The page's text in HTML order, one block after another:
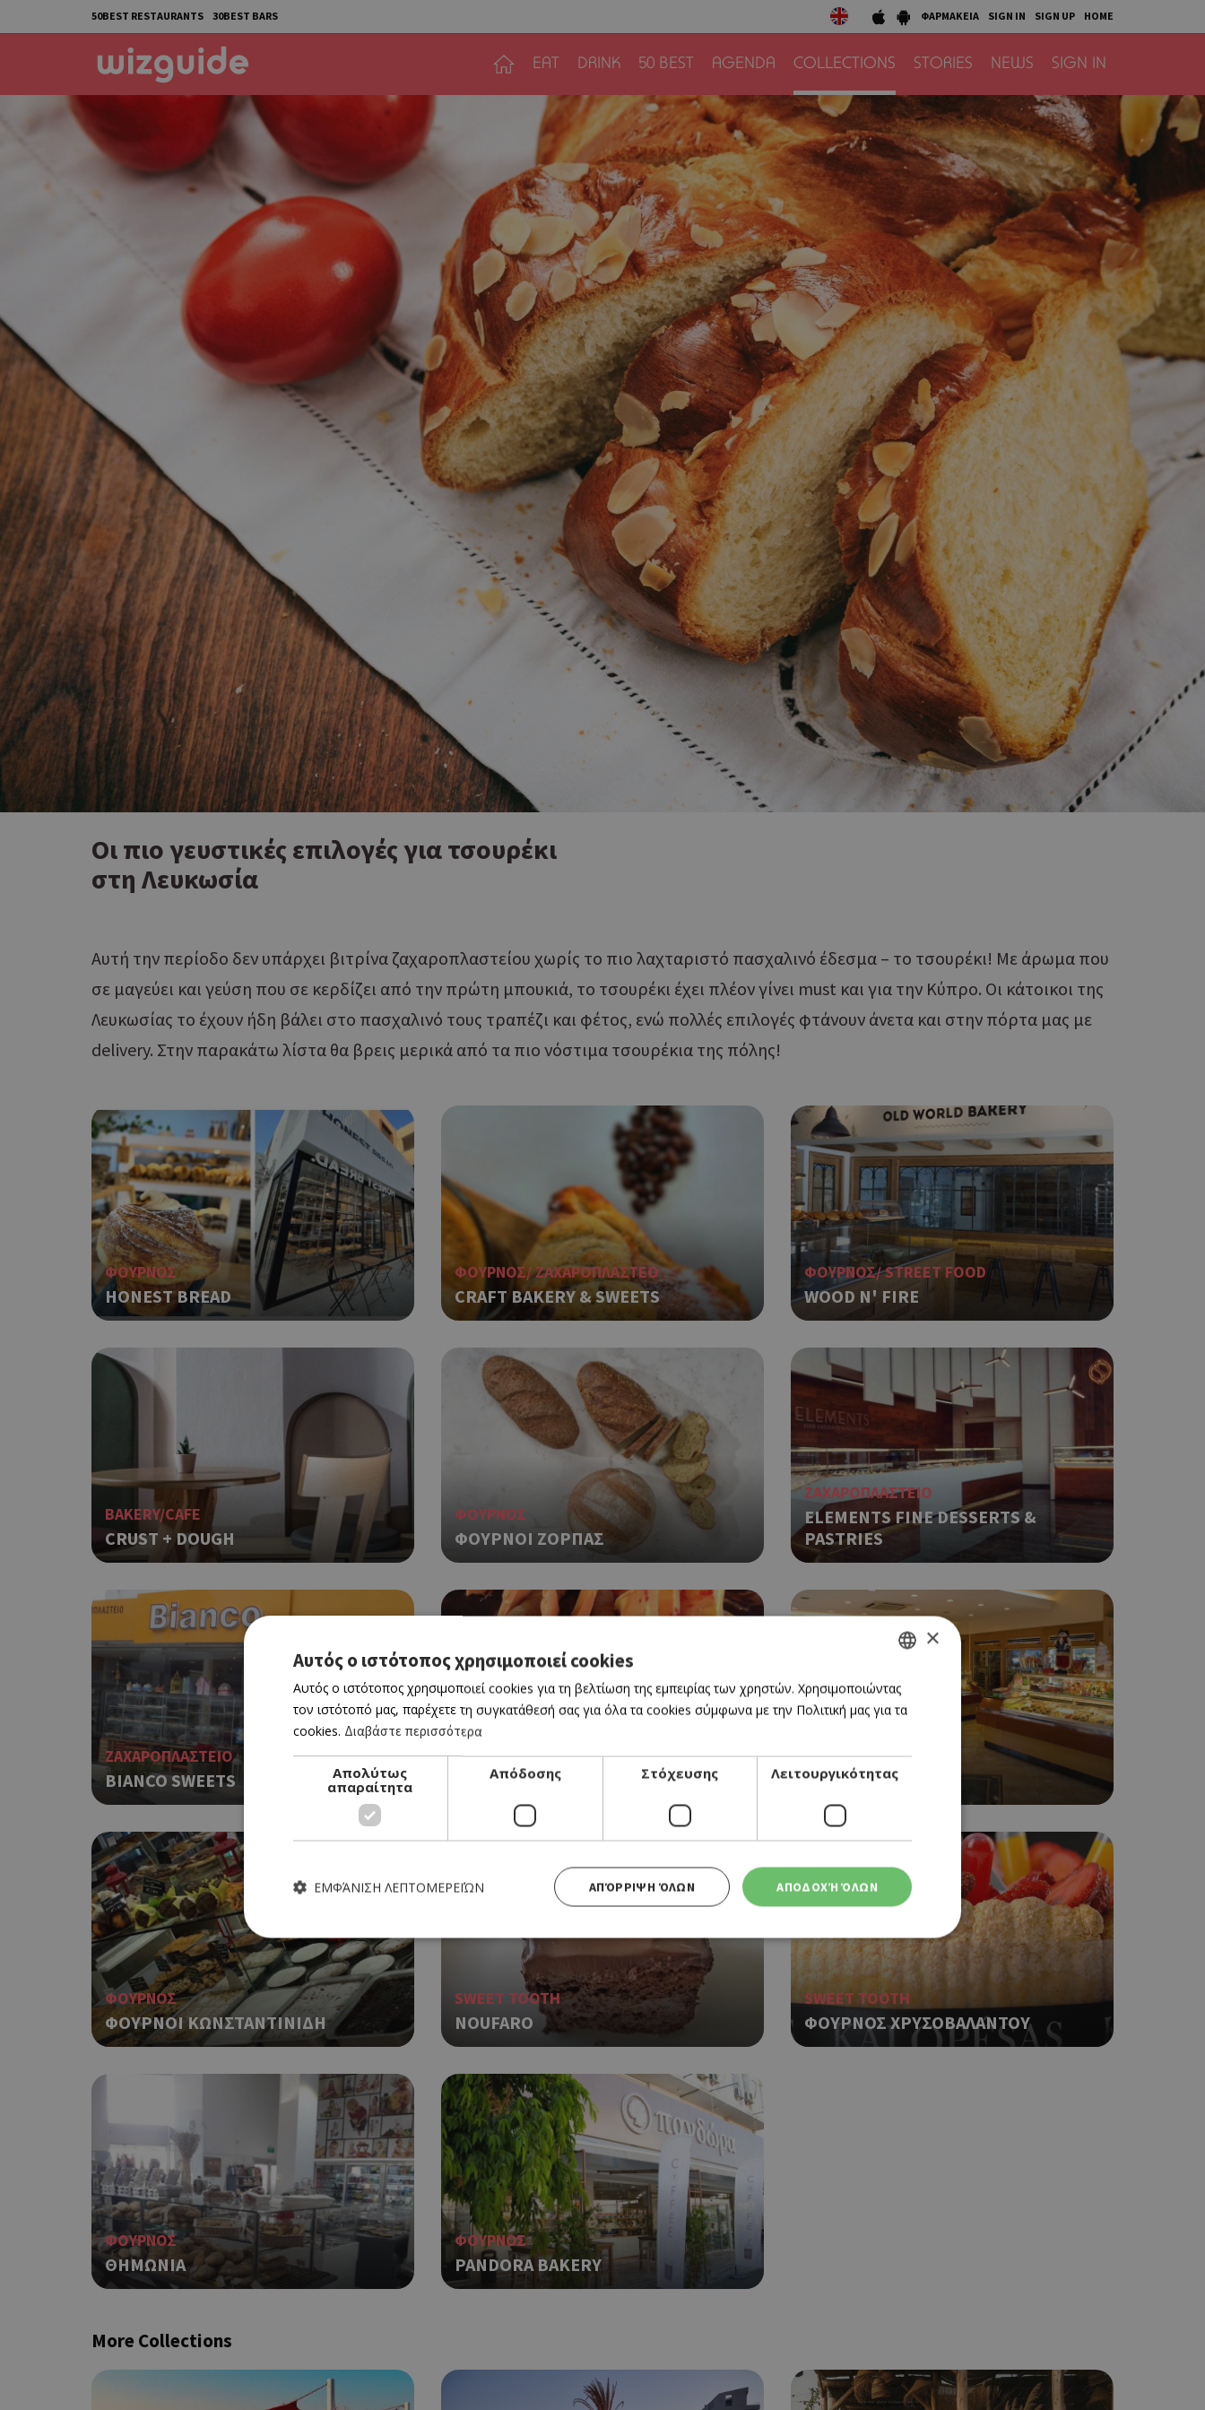
50BEST RESTAURANTS 30BEST BARS ΦΑΡΜΑΚΕΙΑ SIGN IN SIGN UP HOME
EAT DRINK 50 BEST AGENDA COLLECTIONS STORIES NEWS SIGN IN
Οι πιο γευστικές επιλογές για τσουρέκι
στη Λευκωσία
Αυτή την περίοδο δεν υπάρχει βιτρίνα ζαχαροπλαστείου χωρίς το πιο λαχταριστό πασχαλινό έδεσμα – το τσουρέκι! Με άρωμα που
σε μαγεύει και γεύση που σε κερδίζει από την πρώτη μπουκιά, το τσουρέκι έχει πλέον γίνει must και για την Κύπρο. Οι κάτοικοι της
Λευκωσίας το έχουν ήδη βάλει στο πασχαλινό τους τραπέζι και φέτος, ενώ πολλές επιλογές φτάνουν άνετα και στην πόρτα μας με
delivery. Στην παρακάτω λίστα θα βρεις μερικά από τα πιο νόστιμα τσουρέκια της πόλης!
ΦΟΥΡΝΟΣ
HONEST BREAD
ΦΟΥΡΝΟΣ/ ΖΑΧΑΡΟΠΛΑΣΤΕΟ
CRAFT BAKERY & SWEETS
ΦΟΥΡΝΟΣ/ STREET FOOD
WOOD N' FIRE
BAKERY/CAFE
CRUST + DOUGH
ΦΟΥΡΝΟΣ
ΦΟΥΡΝΟΙ ΖΟΡΠΑΣ
ΖΑΧΑΡΟΠΛΑΣΤΕΙΟ
ELEMENTS FINE DESSERTS &
PASTRIES
ΖΑΧΑΡΟΠΛΑΣΤΕΙΟ
BIANCO SWEETS
SWEET TOOTH
SWEET NEST PATISSERIE
SWEET TOOTH
ARISTON
ΦΟΥΡΝΟΣ
ΦΟΥΡΝΟΙ ΚΩΝΣΤΑΝΤΙΝΙΔΗ
SWEET TOOTH
NOUFARO
SWEET TOOTH
ΦΟΥΡΝΟΣ ΧΡΥΣΟΒΑΛΑΝΤΟΥ
ΦΟΥΡΝΟΣ
ΘΗΜΩΝΙΑ
ΦΟΥΡΝΟΣ
PANDORA BAKERY
More Collections
GREEK
ENGLISH
×
Αυτός ο ιστότοπος χρησιμοποιεί cookies
Αυτός ο ιστότοπος χρησιμοποιεί cookies για τη βελτίωση της εμπειρίας των χρηστών. Χρησιμοποιώντας
τον ιστότοπό μας, παρέχετε τη συγκατάθεσή σας για όλα τα cookies σύμφωνα με την Πολιτική μας για τα
cookies. Διαβάστε περισσότερα
Απολύτως
απαραίτητα
Απόδοσης Στόχευσης Λειτουργικότητας
ΑΠΟΔΟΧΉ ΌΛΩΝ
ΑΠΌΡΡΙΨΗ ΌΛΩΝ
ΕΜΦΆΝΙΣΗ ΛΕΠΤΟΜΕΡΕΙΏΝ
Απολύτως απαραίτητα Απόδοσης Στόχευσης Λειτουργικότητας
Τα απολύτως απαραίτητα cookies επιτρέπουν βασικές λειτουργίες του ιστότοπου, όπως τη σύνδεση χρήστη και τη διαχείριση λογαριασμού. Ο
ιστότοπος δεν μπορεί να χρησιμοποιηθεί σωστά χωρίς τα απολύτως απαραίτητα cookies.
Προμηθευτής
G_ENABLED_IDPS
Google LLC
.cyprusen.wiz-
guide.com
συνεδρία Χρησιμοποιήθηκε για σύνδεση στο Google
PHPSESSID
PHP.net
cyprus.wiz-
guide.com
συνεδρία
Cookie που δημιουργείται από εφαρμογές που
βασίζονται στη γλώσσα PHP. Πρόκειται για ένα
αναγνωριστικό γενικού σκοπού που
χρησιμοποιείται για τη διατήρηση μεταβλητών
περιόδου λειτουργίας χρήστη. Συνήθως είναι
ένας τυχαίος αριθμός που δημιουργείται, ο
τρόπος με τον οποίο μπορεί να είναι
συγκεκριμένος για τον ιστότοπο, αλλά ένα καλό
παράδειγμα είναι η διατήρηση της κατάστασης
takeOverCookie
cyprus.wiz-
Χρησιμοποιείται για σκοπούς Capping δηλαδή να
εμφανίζει μόνο μια φορά την ημέρα στον χρήστη